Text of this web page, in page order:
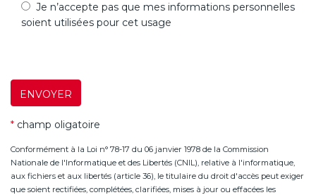
Je n’accepte pas que mes informations personnelles
soient utilisées pour cet usage
ENVOYER
* champ oligatoire
Conformément à la Loi n° 78-17 du 06 janvier 1978 de la Commission
Nationale de l'Informatique et des Libertés (CNIL), relative à l'informatique,
aux fichiers et aux libertés (article 36), le titulaire du droit d'accès peut exiger
que soient rectifiées, complétées, clarifiées, mises à jour ou effacées les